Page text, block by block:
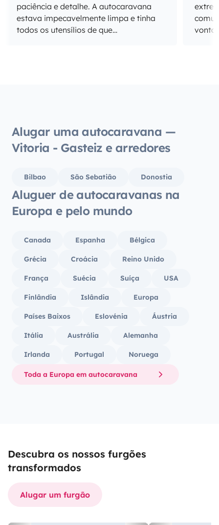
paciência e detalhe. A autocaravana
estava impecavelmente limpa e tinha
todos os utensílios de que
Alugar uma autocaravana —
Vitoria - Gasteiz e arredores
Bilbao São Sebatião Donostia
Aluguer de autocaravanas na
Europa e pelo mundo
Canada Espanha Bélgica
Grécia Croácia Reino Unido
França Suécia Suíça USA
Finlândia Islândia Europa
Países Baixos Eslovénia Áustria
Itália Austrália Alemanha
Irlanda Portugal Noruega
Toda a Europa em autocaravana
Descubra os nossos furgões
transformados
Alugar um furgão